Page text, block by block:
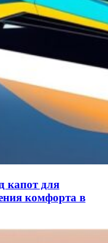
капот для
комфорта в